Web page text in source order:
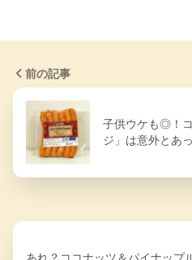
前の記事
子供ウケも◎！
ジ」は意外とあ